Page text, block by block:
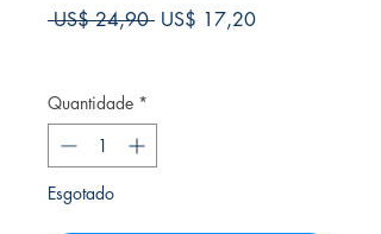
US$ 24,90 Preço
US$ 17,20Preço
Quantidade *
Esgotado